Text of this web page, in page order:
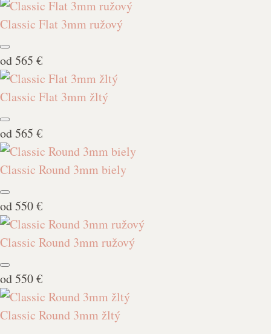
Classic Flat 3mm ružový
od565 €
Classic Flat 3mm žltý
od565 €
Classic Round 3mm biely
od550 €
Classic Round 3mm ružový
od550 €
Classic Round 3mm žltý